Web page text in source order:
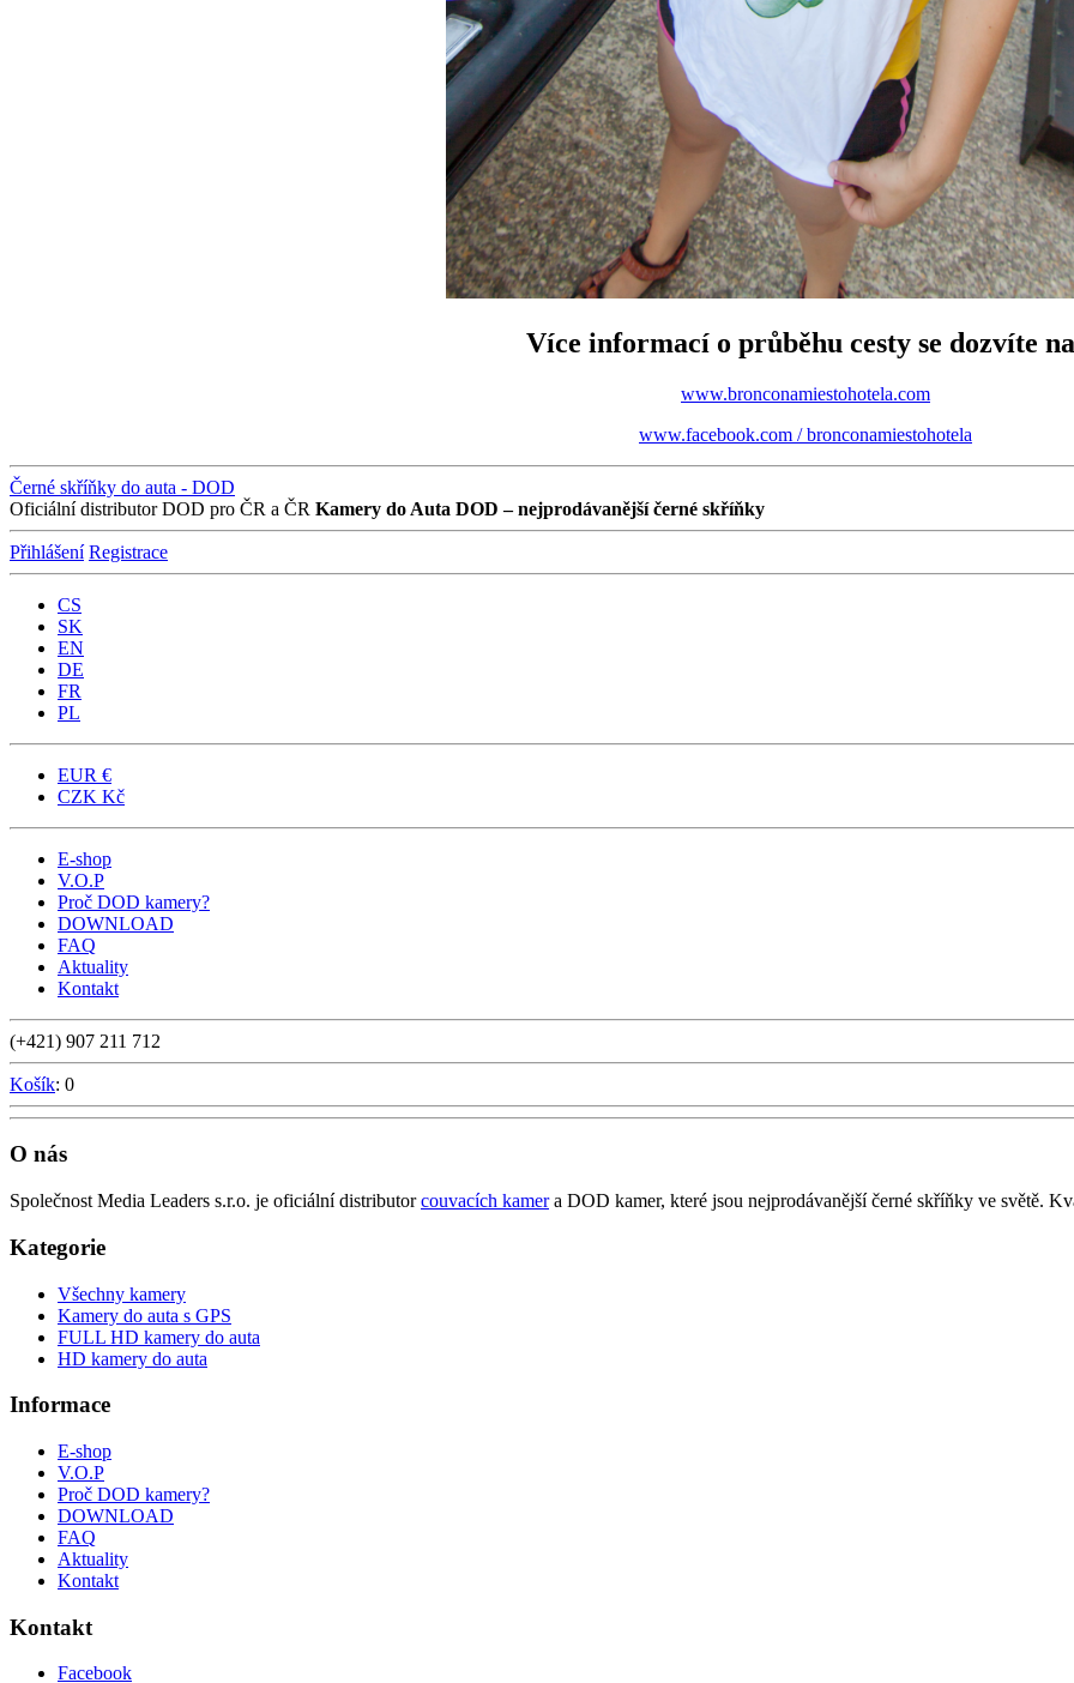
Více informací o průběhu cesty se dozvíte
www.bronconamiestohotela.com
www.facebook.com / bronconamiestohotela
Černé skříňky do auta - DOD
Oficiální distributor DOD pro ČR a ČR Kamery do Auta DOD – nejprodávanější černé skříňky
Přihlášení Registrace
CS
SK
EN
DE
FR
PL
EUR €
CZK Kč
E-shop
V.O.P
Proč DOD kamery?
DOWNLOAD
FAQ
Aktuality
Kontakt
(+421) 907 211 712
Košík: 0
O nás
Společnost Media Leaders s.r.o. je oficiální distributorcouvacích kamera DOD kamer, které jsou nejprodávanější černé skříňky ve světě.
Kategorie
Všechny kamery
Kamery do auta s GPS
FULL HD kamery do auta
HD kamery do auta
Informace
E-shop
V.O.P
Proč DOD kamery?
DOWNLOAD
FAQ
Aktuality
Kontakt
Kontakt
Facebook